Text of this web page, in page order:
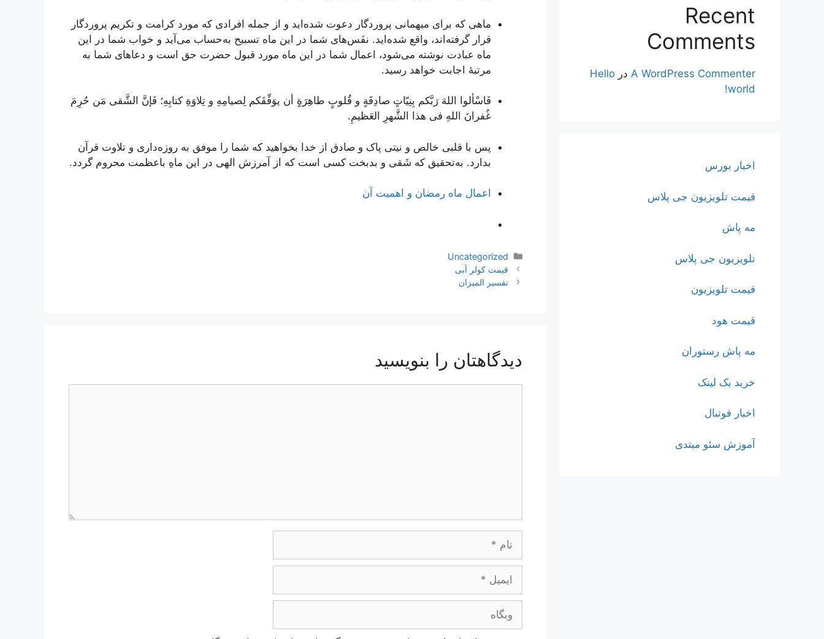
ماهی که برای میهمانی پروردگار دعوت شده‌اید و از جمله افرادی که مورد کرامت و تکریم پروردگار
قرار گرفته‌اند، واقع شده‌اید. نفَس‌های شما در این ماه تسبیح به‌حساب می‌آید و خواب شما در این
ماه عبادت نوشته می‌شود، اعمال شما در این ماه مورد قبول حضرت حق است و دعاهای شما به
مرتبۀ اجابت خواهد رسید.
فَاسْألوا اللهَ رَبَّکم بِنِیّاتٍ صادِقَةٍ و قُلوبٍ طاهِرَةٍ أن یوَفِّقَکم لِصیامِهِ و تِلاوَةِ کتابِهِ؛ فَإنَّ الشَّقی مَن حُرِمَ
غُفرانَ اللهِ فی هذا الشَّهرِ العَظیمِ.
پس با قلبی خالص و نیتی پاک و صادق از خدا بخواهید که شما را موفق به روزه‌داری و تلاوت قرآن
بدارد. به‌تحقیق که شَقی و بدبخت کسی است که از آمرزش الهی در این ماهِ باعظمت محروم گردد.
اعمال ماه رمضان و اهمیت آن
دسته‌ها
Uncategorized
ناوبری
نوشته‌ها
قیمت کولر آبی
تفسير الميزان
دیدگاهتان را بنویسید
وبگاه
Recent
Comments
A WordPress Commenter در Hello
world!
اخبار بورس
قیمت تلویزیون جی پلاس
مه پاش
تلویزیون جی پلاس
قیمت تلویزیون
قیمت هود
مه پاش رستوران
خرید بک لینک
اخبار فوتبال
آموزش سئو مبتدی